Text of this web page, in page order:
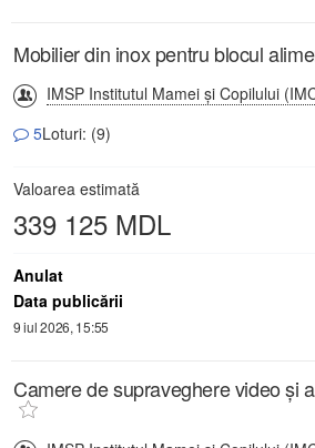
Mobilier din inox pentru blocul
IMSP Institutul Mamei și Copilului
5Loturi: (9)
Valoarea estimată
339 125 MDL
Anulat
Data publicării
9 iul 2026, 15:55
Camere de supraveghere video și